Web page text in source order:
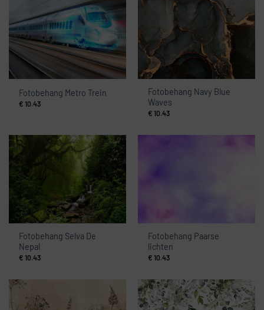
Fotobehang Metro Trein
€ 10.43
Fotobehang Navy Blue
Waves
€ 10.43
Fotobehang Selva De
Nepal
€ 10.43
Fotobehang Paarse
lichten
€ 10.43